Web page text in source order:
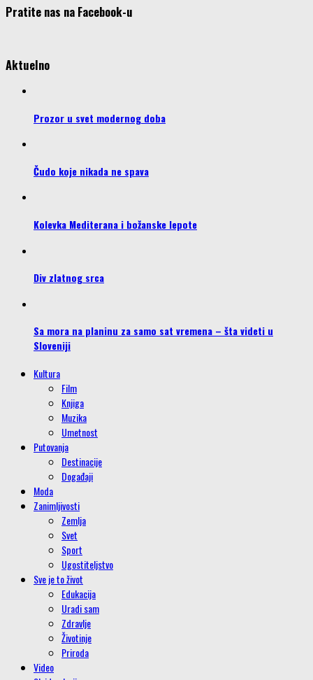
Pratite nas na Facebook-u
Aktuelno
Prozor u svet modernog doba
Čudo koje nikada ne spava
Kolevka Mediterana i božanske lepote
Div zlatnog srca
Sa mora na planinu za samo sat vremena – šta videti u
Sloveniji
Kultura
Film
Knjiga
Muzika
Umetnost
Putovanja
Destinacije
Događaji
Moda
Zanimljivosti
Zemlja
Svet
Sport
Ugostiteljstvo
Sve je to život
Edukacija
Uradi sam
Zdravlje
Životinje
Priroda
Video